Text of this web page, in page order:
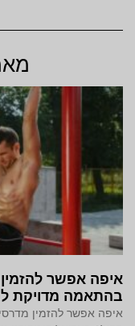
איפה אפשר
בהתאמה מדויקת
איפה אפשר להזמין